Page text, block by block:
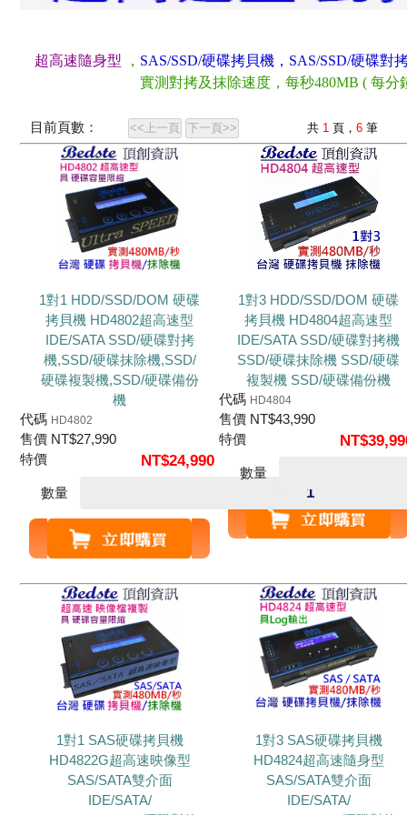
超高速隨身型 ， SAS/SSD/硬碟拷貝機，SAS/SSD/硬碟對
實測對拷及抹除速度，每秒480MB ( 每分鐘
目前頁數： <<上一頁 下一頁>> 共 1頁， 6 筆
1對1 HDD/SSD/DOM 硬碟
拷貝機 HD4802超高速型
IDE/SATA SSD/硬碟對拷
機,SSD/硬碟抹除機,SSD/
硬碟複製機,SSD/硬碟備份
機
代碼 HD4802
售價 NT$27,990
特價
NT$24,990
數量
1對3 HDD/SSD/DOM 硬碟
拷貝機 HD4804超高速型
IDE/SATA SSD/硬碟對拷機
SSD/硬碟抹除機 SSD/硬碟
複製機 SSD/硬碟備份機
代碼 HD4804
售價 NT$43,990
特價
NT$
數量
1對1 SAS硬碟拷貝機
HD4822G超高速映像型
SAS/SATA雙介面
IDE/SATA/
1對3 SAS硬碟拷貝機
HD4824超高速隨身型
SAS/SATA雙介面
IDE/SATA/